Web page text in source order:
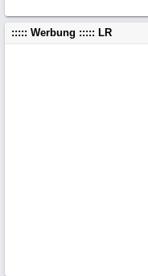
::::: Werbung ::::: LR